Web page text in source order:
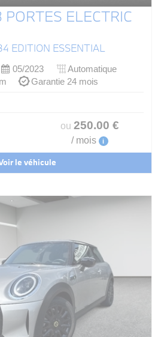
PORTES ELECTRIC
EDITION ESSENTIAL
05/2023
Automatique
Garantie 24 mois
ou 250.00 €
/ mois i
le véhicule